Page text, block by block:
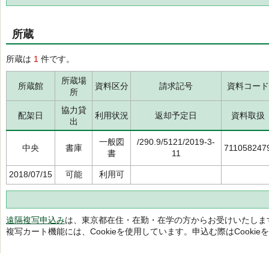
所蔵
所蔵は 1 件です。
所蔵館
所蔵場
所
資料区分 請求記号 資料コード
配架日
協力貸
出
利用状況 返却予定日 資料取扱
中央 書庫
一般図
書
/290.9/5121/2019-3-
11
2018/07/15 可能 利用可
遠隔複写申込みは、東京都在住・在勤・在学の方からお受けいたしま
複写カート機能には、Cookieを使用しています。申込む際はCookie